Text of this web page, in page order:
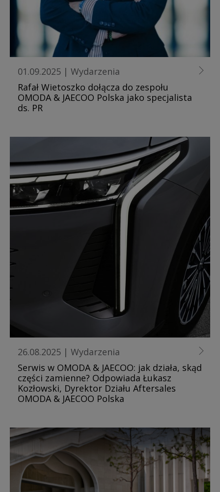
01.09.2025 | Wydarzenia
Rafał Wietoszko dołącza do zespołu
OMODA & JAECOO Polska jako specjalista
ds. PR
26.08.2025 | Wydarzenia
Serwis w OMODA & JAECOO: jak działa, skąd
części zamienne? Odpowiada Łukasz
Kozłowski, Dyrektor Działu Aftersales
OMODA & JAECOO Polska